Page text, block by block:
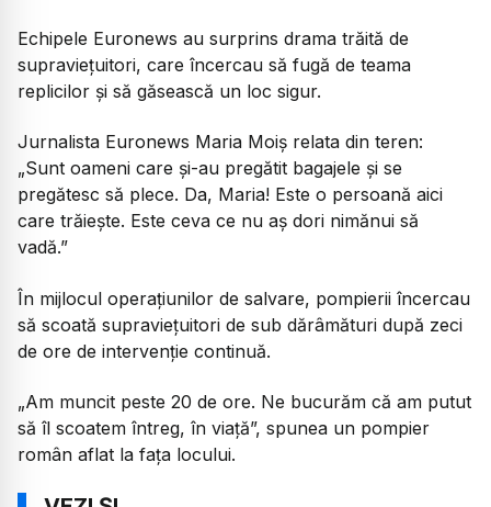
Echipele Euronews au surprins drama trăită de
supraviețuitori, care încercau să fugă de teama
replicilor și să găsească un loc sigur.
Jurnalista Euronews Maria Moiș relata din teren:
„Sunt oameni care și-au pregătit bagajele și se
pregătesc să plece. Da, Maria! Este o persoană aici
care trăiește. Este ceva ce nu aș dori nimănui să
vadă.”
În mijlocul operațiunilor de salvare, pompierii încercau
să scoată supraviețuitori de sub dărâmături după zeci
de ore de intervenție continuă.
„Am muncit peste 20 de ore. Ne bucurăm că am putut
să îl scoatem întreg, în viață”, spunea un pompier
român aflat la fața locului.